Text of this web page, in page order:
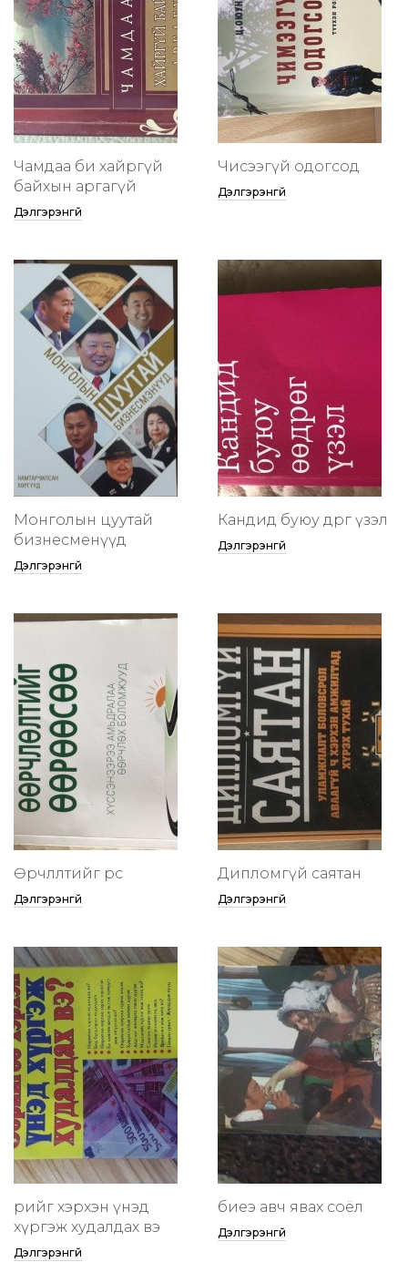
Чамдаа би хайргүй
байхын аргагүй
Дэлгэрэнгүй
Чисээгүй одогсод
Дэлгэрэнгүй
Монголын цуутай
бизнесменүүд
Дэлгэрэнгүй
Кандид буюу өөдрөг үзэл
Дэлгэрэнгүй
Өөрчлөлтийг өөрөөсөө
Дэлгэрэнгүй
Дипломгүй саятан
Дэлгэрэнгүй
өөрийгөө хэрхэн үнэд
хүргэж худалдах вэ
Дэлгэрэнгүй
биеэ авч явах соёл
Дэлгэрэнгүй